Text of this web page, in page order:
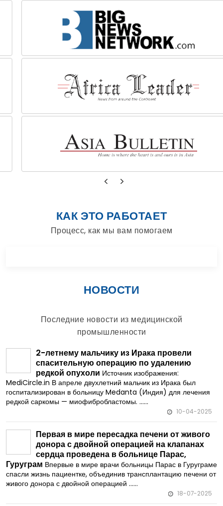
КАК ЭТО РАБОТАЕТ
Процесс, как мы вам помогаем
НОВОСТИ
Последние новости из медицинской
промышленности
2-летнему мальчику из Ирака провели
спасительную операцию по удалению
редкой опухоли Источник изображения:
MediCircle.in В апреле двухлетний мальчик из Ирака был
госпитализирован в больницу Medanta (Индия) для лечения
редкой саркомы — миофибробластомы. ......
10-04-2025
Первая в мире пересадка печени от живого
донора с двойной операцией на клапанах
сердца проведена в больнице Парас,
Гуруграм Впервые в мире врачи больницы Парас в Гуруграме
спасли жизнь пациентке, объединив трансплантацию печени от
живого донора с двойной операцией ......
18-07-2025